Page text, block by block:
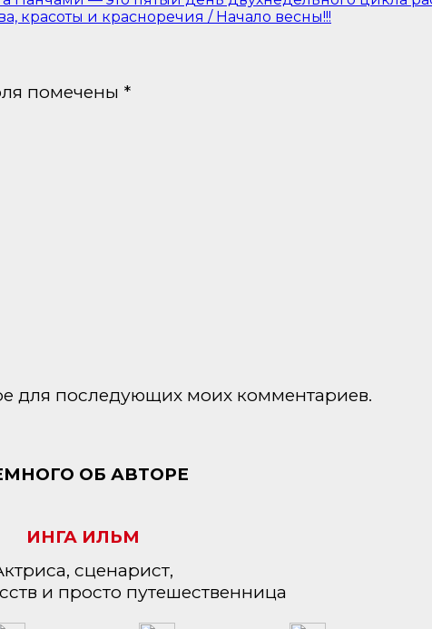
красоты и красноречия / Начало весны!!!
помечены *
для последующих моих комментариев.
ОБ АВТОРЕ
ИНГА ИЛЬМ
сценарист,
и просто путешественница